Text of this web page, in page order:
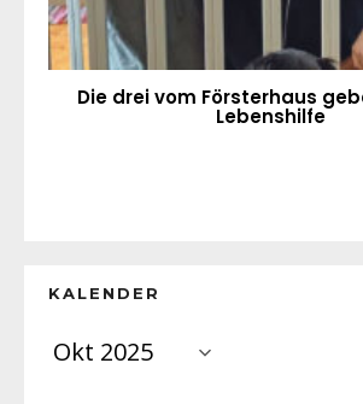
Die drei vom Försterhaus
Lebenshilfe
KALENDER